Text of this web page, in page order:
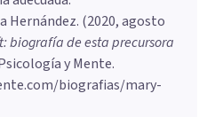
Hernández. (2020, agosto
biografía de esta precursora
y Mente.
biografias/mary-